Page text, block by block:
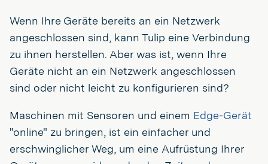
Wenn Ihre Geräte bereits an ein Netzwerk
angeschlossen sind, kann Tulip eine Verbindung
zu ihnen herstellen. Aber was ist, wenn Ihre
Geräte nicht an ein Netzwerk angeschlossen
sind oder nicht leicht zu konfigurieren sind?
Maschinen mit Sensoren und einem Edge-Gerät
"online" zu bringen, ist ein einfacher und
erschwinglicher Weg, um eine Aufrüstung Ihrer